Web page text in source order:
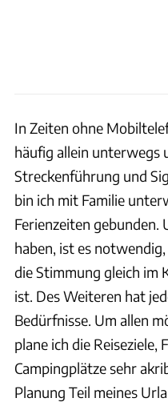
In Zeiten ohne
häufig allein unterwegs
Streckenführung und
bin ich mit Familie
Ferienzeiten gebunden.
haben, ist es
die Stimmung gleich im
ist. Des Weiteren hat
Bedürfnisse. Um allen
plane ich die Reiseziele,
Campingplätze sehr
Planung Teil meines